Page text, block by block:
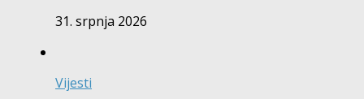
31. srpnja 2026
Vijesti